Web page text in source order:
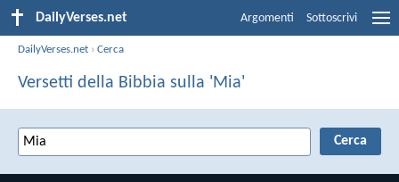
DailyVerses.net Argomenti Sottoscrivi
DailyVerses.net ›Cerca
Versetti della Bibbia sulla 'Mia'